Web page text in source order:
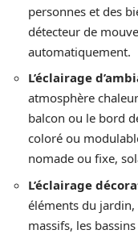
personnes et des
détecteur de
automatiquement.
L’éclairage
atmosphère
balcon ou le bord
coloré ou
nomade ou fixe,
L’éclairage
éléments du jardin,
massifs, les